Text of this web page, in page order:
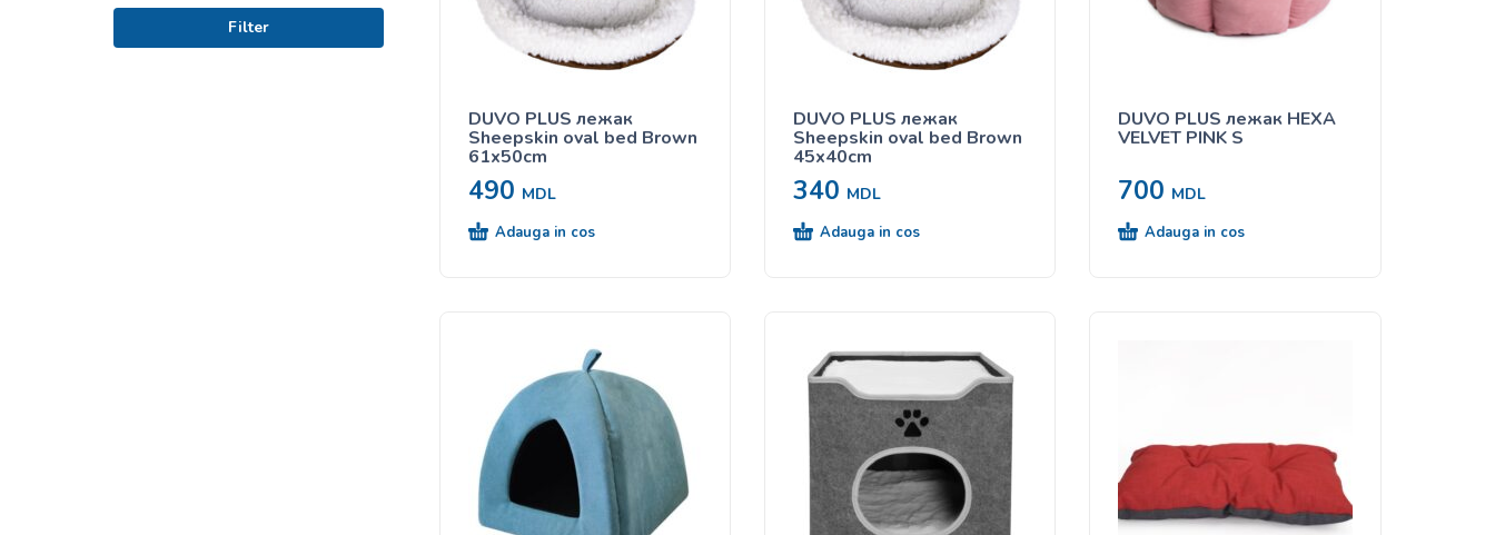
Filter
DUVO PLUS лежак
Sheepskin oval bed Brown
61x50cm
490 MDL
Adauga in cos
DUVO PLUS лежак
Sheepskin oval bed Brown
45x40cm
340 MDL
Adauga in cos
DUVO PLUS лежак HEXA
VELVET PINK S
700 MDL
Adauga in cos